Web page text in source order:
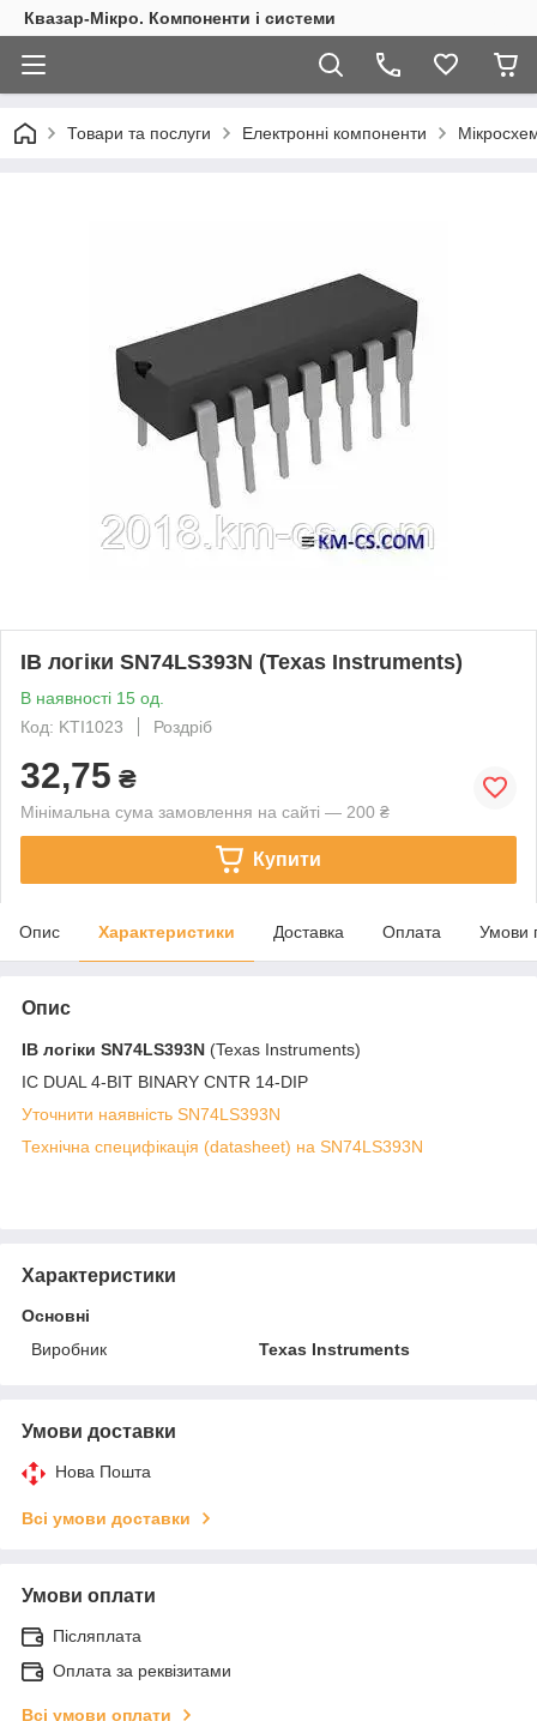
Квазар-Мікро. Компоненти і системи
Товари та послуги Електронні компоненти
ІВ логіки SN74LS393N (Texas Instruments)
В наявності 15 од.
Код: KTI1023
Роздріб
32,75 ₴
Мінімальна сума замовлення на сайті — 200 ₴
Купити
Опис Характеристики Доставка Оплата Умови
Опис
ІВ логіки SN74LS393N (Texas Instruments)
IC DUAL 4-BIT BINARY CNTR 14-DIP
Уточнити наявність SN74LS393N
Технічна специфікація (datasheet) на SN74LS393N
Характеристики
Основні
Виробник
Texas Instruments
Умови доставки
Нова Пошта
Всі умови доставки
Умови оплати
Післяплата
Оплата за реквізитами
Всі умови оплати